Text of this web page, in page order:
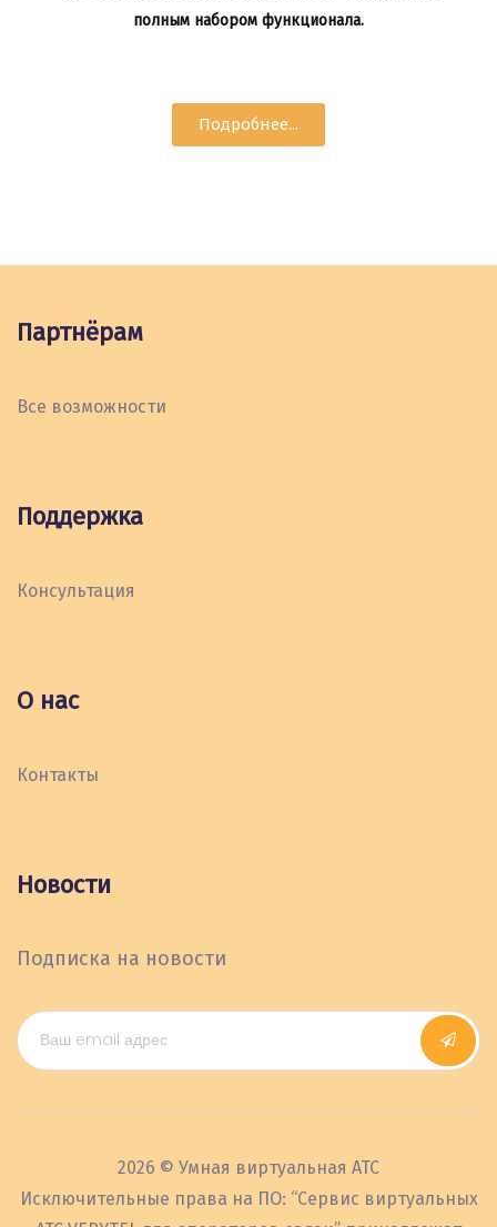
полным набором функционала.
Подробнее...
Партнёрам
Все возможности
Поддержка
Консультация
О нас
Контакты
Новости
Подписка на новости
2026 © Умная виртуальная АТС
Исключительные права на ПО: “Сервис виртуальных